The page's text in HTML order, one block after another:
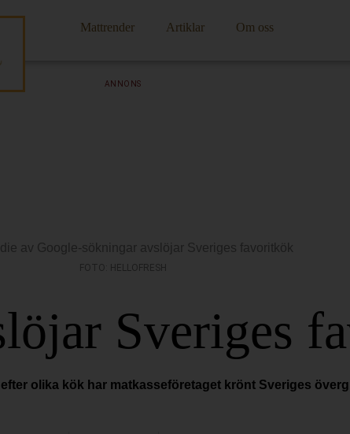
Mattrender Artiklar Om oss
ANNONS
FOTO: HELLOFRESH
Sveriges
olika kök har matkasseföretaget krönt Sveriges